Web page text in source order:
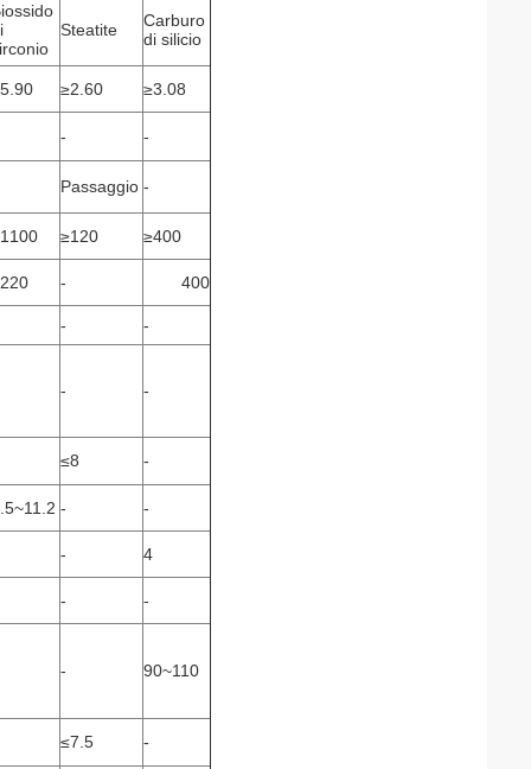
Steatite
Carburo
di silicio
≥2.60 ≥3.08
- -
Passaggio -
≥120
≥400
-
400
- -
- -
≤8 -
- -
- 4
- -
-
90~110
≤7.5
-